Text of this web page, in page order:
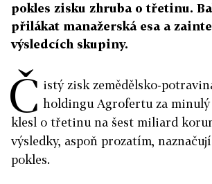
pokles zisku zhruba o třetinu.
přilákat manažerská esa a
výsledcích skupiny.
Č istý zisk zemědělsko-
holdingu Agrofertu za
klesl o třetinu na šest miliard
výsledky, aspoň prozatím,
pokles.